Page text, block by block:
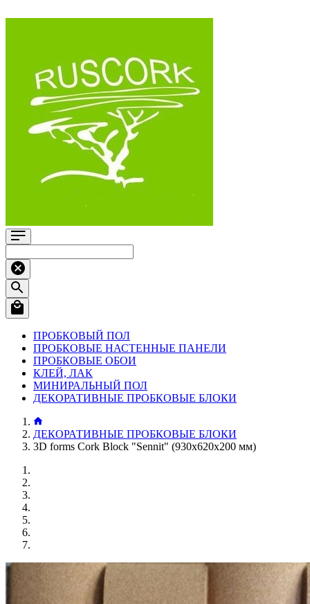
ПРОБКОВЫЙ ПОЛ
ПРОБКОВЫЕ НАСТЕННЫЕ ПАНЕЛИ
ПРОБКОВЫЕ ОБОИ
КЛЕЙ, ЛАК
МИНИРАЛЬНЫЙ ПОЛ
ДЕКОРАТИВНЫЕ ПРОБКОВЫЕ БЛОКИ
ДЕКОРАТИВНЫЕ ПРОБКОВЫЕ БЛОКИ
3D forms Cork Block "Sennit" (930х620х200 мм)